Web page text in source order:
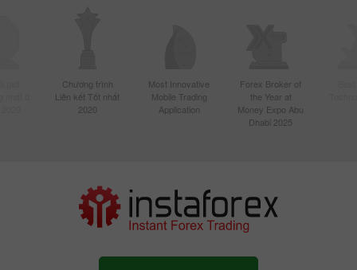
Chương trình
Liên kết Tốt nhất
2020
Most Innovative
Mobile Trading
Application
Forex Broker of
the Year at
Money Expo Abu
Dhabi 2025